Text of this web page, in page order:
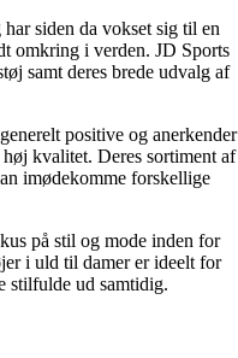
siden da vokset sig til en
omkring i verden. JD Sports
samt deres brede udvalg af
positive og anerkender
kvalitet. Deres sortiment af
imødekomme forskellige
på stil og mode inden for
i uld til damer er ideelt for
stilfulde ud samtidig.